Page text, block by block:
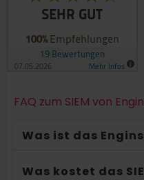
FAQ zum SIEM von
Was ist das
Was kostet das